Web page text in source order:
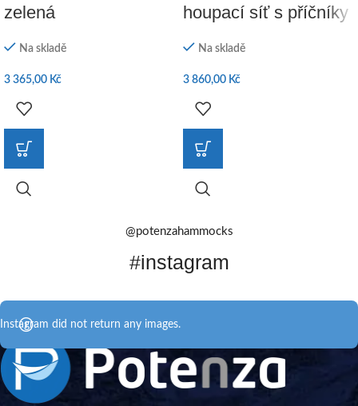
zelená
Na skladě
3 365,00 Kč
houpací síť s příčníky
Na skladě
3 860,00 Kč
@potenzahammocks
#instagram
Instagram did not return any images.